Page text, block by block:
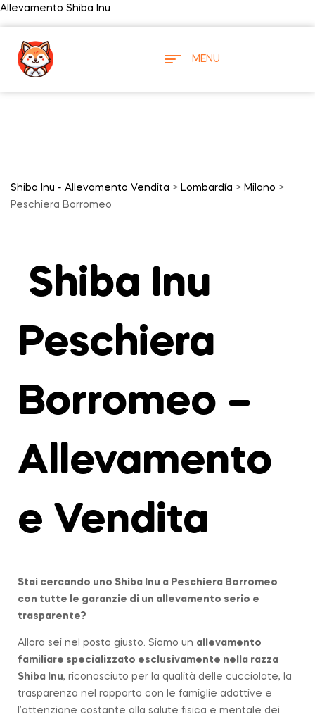
Allevamento Shiba Inu
MENU
Shiba Inu - Allevamento Vendita > Lombardía > Milano >
Peschiera Borromeo
Shiba Inu
Peschiera
Borromeo –
Allevamento
e Vendita
Stai cercando uno Shiba Inu a Peschiera Borromeo
con tutte le garanzie di un allevamento serio e
trasparente?
Allora sei nel posto giusto. Siamo un allevamento
familiare specializzato esclusivamente nella razza
Shiba Inu, riconosciuto per la qualità delle cucciolate, la
trasparenza nel rapporto con le famiglie adottive e
l’attenzione costante alla salute fisica e mentale dei